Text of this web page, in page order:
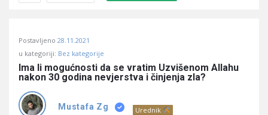
Učene
Latest
Pitanja
Postavljeno 28.11.2021
u kategoriji: Bez kategorije
Ima li mogućnosti da se vratim Uzvišenom Allahu
nakon 30 godina nevjerstva i činjenja zla?
Mustafa Zg Urednik